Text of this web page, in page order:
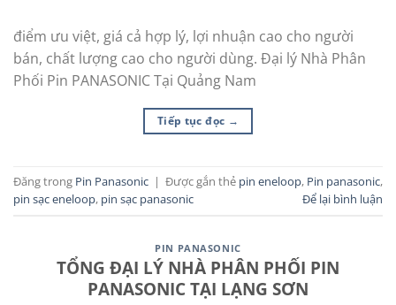
điểm ưu việt, giá cả hợp lý, lợi nhuận cao cho người
bán, chất lượng cao cho người dùng. Đại lý Nhà Phân
Phối Pin PANASONIC Tại Quảng Nam
Tiếp tục đọc →
Đăng trong Pin Panasonic | Được gắn thẻ pin eneloop, Pin panasonic,
pin sạc eneloop, pin sạc panasonic Để lại bình luận
PIN PANASONIC
TỔNG ĐẠI LÝ NHÀ PHÂN PHỐI PIN
PANASONIC TẠI LẠNG SƠN